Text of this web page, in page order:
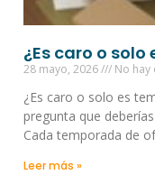
¿Es caro o
28 mayo, 2026 No
¿Es caro o solo es
pregunta que
Cada temporada de
Leer más »